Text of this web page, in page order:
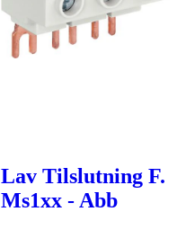
Lav Tilslutning F.
Ms1xx - Abb